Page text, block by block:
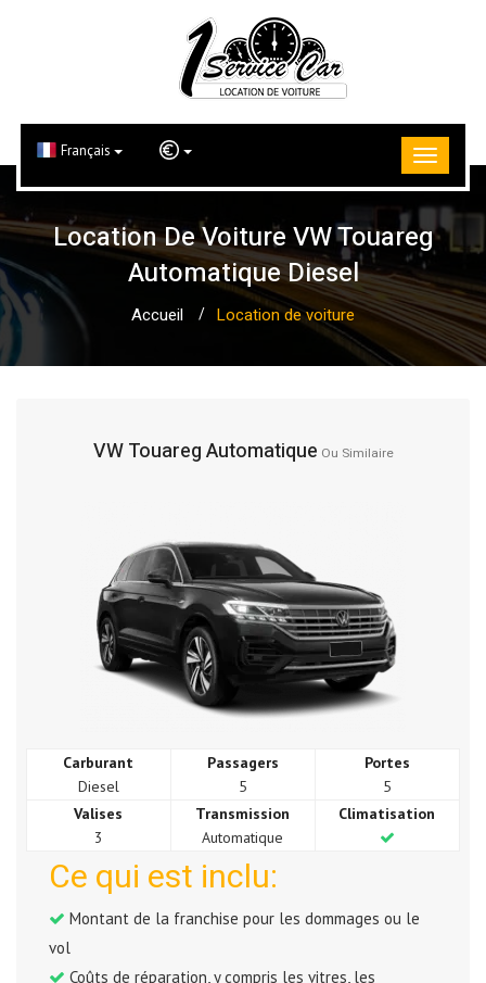
Français
Location De Voiture VW Touareg
Automatique Diesel
Accueil Location de voiture
VW Touareg Automatique Ou Similaire
Carburant
Diesel
Passagers
5
Portes
5
Valises
3
Transmission
Automatique
Climatisation
Ce qui est inclu:
Montant de la franchise pour les dommages ou le
vol
Coûts de réparation, y compris les vitres, les